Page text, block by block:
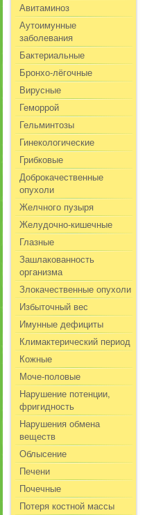
Авитаминоз
Аутоимунные
заболевания
Бактериальные
Бронхо-лёгочные
Вирусные
Геморрой
Гельминтозы
Гинекологические
Грибковые
Доброкачественные
опухоли
Желчного пузыря
Желудочно-кишечные
Глазные
Зашлакованность
организма
Злокачественные опухоли
Избыточный вес
Имунные дефициты
Климактерический период
Кожные
Моче-половые
Нарушение потенции,
фригидность
Нарушения обмена
веществ
Облысение
Печени
Почечные
Потеря костной массы